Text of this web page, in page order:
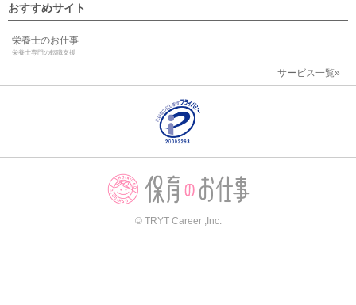
おすすめサイト
栄養士のお仕事
栄養士専門の転職支援
サービス一覧»
© TRYT Career ,Inc.